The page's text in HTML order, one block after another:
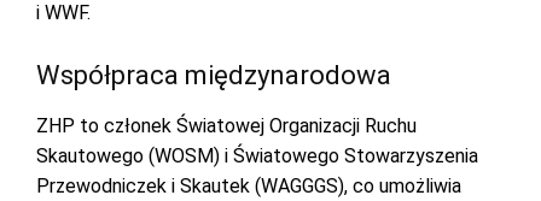
i WWF.
Współpraca międzynarodowa
ZHP to członek Światowej Organizacji Ruchu
Skautowego (WOSM) i Światowego Stowarzyszenia
Przewodniczek i Skautek (WAGGGS), co umożliwia